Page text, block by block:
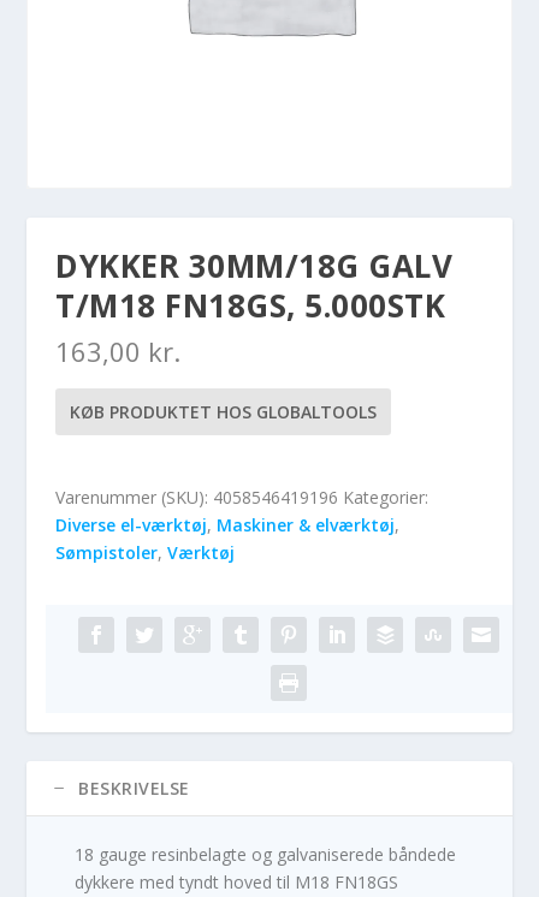
DYKKER 30MM/18G GALV
T/M18 FN18GS, 5.000STK
163,00 kr.
KØB PRODUKTET HOS GLOBALTOOLS
Varenummer (SKU): 4058546419196 Kategorier:
Diverse el-værktøj, Maskiner & elværktøj,
Sømpistoler,Værktøj
BESKRIVELSE
18 gauge resinbelagte og galvaniserede båndede
dykkere med tyndt hoved til M18 FN18GS